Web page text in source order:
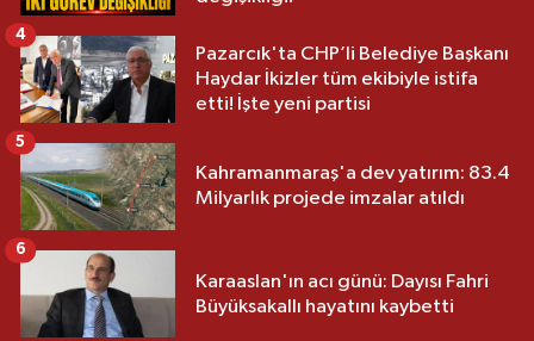
Pazarcık'ta CHP’li Belediye Başkanı
Haydar İkizler tüm ekibiyle istifa
etti! İşte yeni partisi
4
Kahramanmaraş'a dev yatırım: 83.4
Milyarlık projede imzalar atıldı
5
Karaaslan'ın acı günü: Dayısı Fahri
Büyüksakallı hayatını kaybetti
6